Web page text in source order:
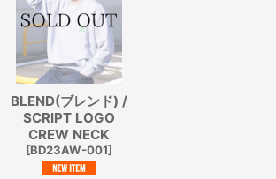
BLEND(ブレンド) /
SCRIPT LOGO
CREW NECK
[BD23AW-001]